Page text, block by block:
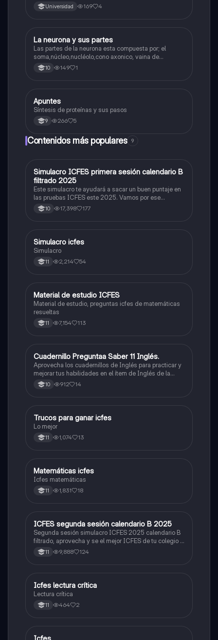
Universidad 169 4
Biologia
La neurona y sus partes
Las partes de la neurona esta compuesta por; el
soma,núcleo,nucléolo,cono axonico, vaina de
mielina,celula schwan,núcleo de schwann,nódulo de
Ranvier,terminal axonico Arborizacion terminal, botón
10 149 1
Biologia
Apuntes
Síntesis de proteínas y sus pasos
9 266 5
Contenidos más populares 9
ICFES: Matemáticas
Simulacro ICFES primera sesión calendario B
filtrado 2025
Este simulacro te ayudará a sacar un buen puntaje en
las pruebas ICFES este 2025. Vamos por ese
500/500. Y poder ser admitido en la universidad que
quieras, estudiar la carrera que quieres y no la que te
10 17,398 177
ICFES: Lectura Crítica
Simulacro icfes
Simulacro
11 2,214 54
ICFES: Matemáticas
Material de estudio ICFES
Material de estudio, preguntas icfes de matemáticas
resueltas
11 7,154 113
ICFES: Inglés
Cuadernillo Preguntaa Saber 11 Inglés.
Aprovecha los cuadernillos de Inglés para practicar y
mejorar tus habilidades en el ítem de Inglés de la
Prueba Saber 11. 🫡
10 912 14
Química
Trucos para ganar icfes
Lo mejor
11 1,074 13
ICFES: Matemáticas
Matemáticas icfes
Icfes matemáticas
11 1,831 18
ICFES: Lectura Crítica
ICFES segunda sesión calendario B 2025
Segunda sesión simulacro ICFES 2025 calendario B
filtrado, aprovecha y se el mejor ICFES de tu colegio y
poder ingresar a universidad, y estudiar aquella
carrera con la que tanto sueñas.
11 9,888 124
Lengua Castellana
Icfes lectura crítica
Lectura crítica
11 464 2
ICFES: Sociales y Ciudadanas